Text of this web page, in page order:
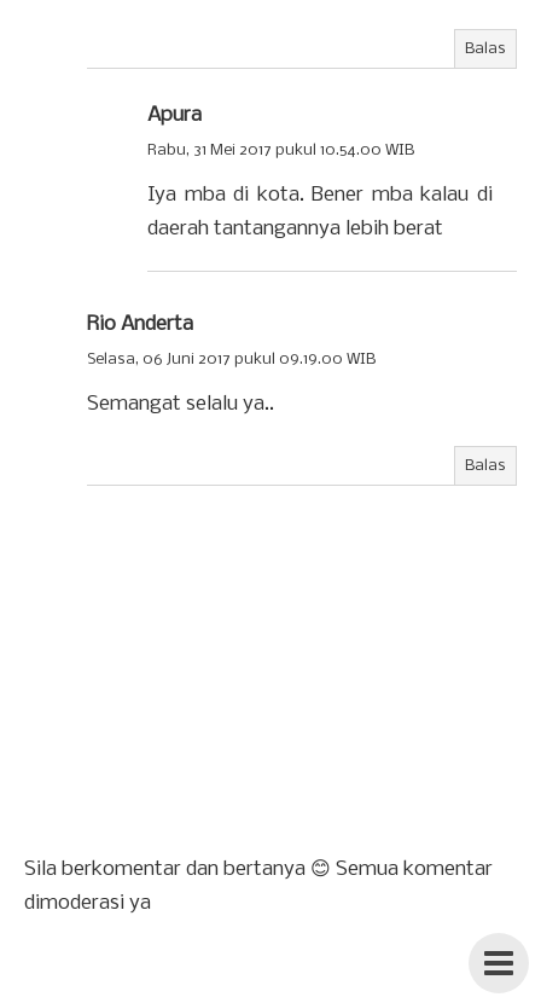
Balas
Apura
Rabu, 31 Mei 2017 pukul 10.54.00 WIB
Iya mba di kota. Bener mba kalau di
daerah tantangannya lebih berat
Rio Anderta
Selasa, 06 Juni 2017 pukul 09.19.00 WIB
Semangat selalu ya..
Balas
Sila berkomentar dan bertanya 😊 Semua komentar
dimoderasi ya